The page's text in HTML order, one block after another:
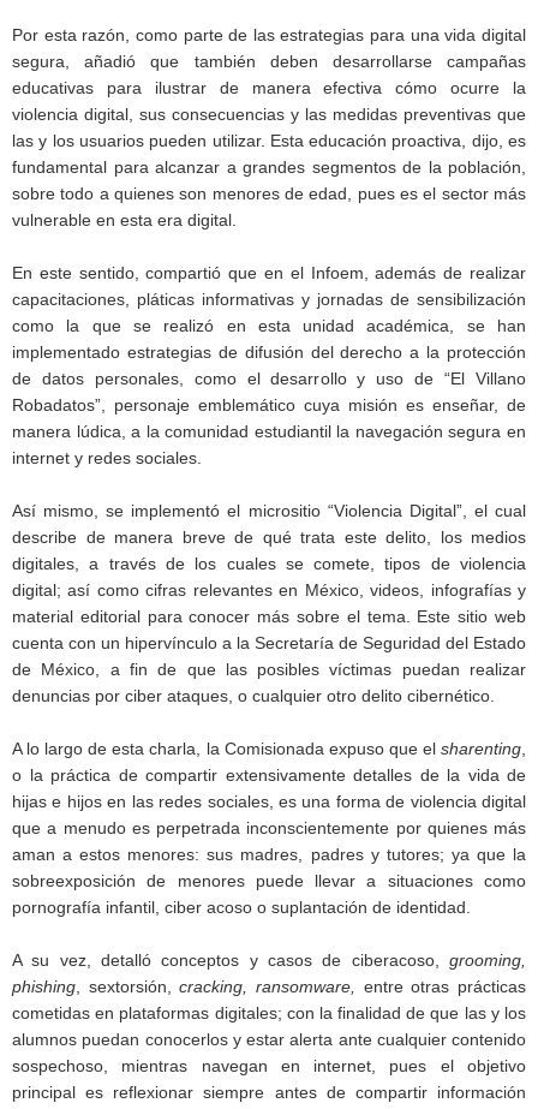
Por esta razón, como parte de las estrategias para una vida digital
segura, añadió que también deben desarrollarse campañas
educativas para ilustrar de manera efectiva cómo ocurre la
violencia digital, sus consecuencias y las medidas preventivas que
las y los usuarios pueden utilizar. Esta educación proactiva, dijo, es
fundamental para alcanzar a grandes segmentos de la población,
sobre todo a quienes son menores de edad, pues es el sector más
vulnerable en esta era digital.
En este sentido, compartió que en el Infoem, además de realizar
capacitaciones, pláticas informativas y jornadas de sensibilización
como la que se realizó en esta unidad académica, se han
implementado estrategias de difusión del derecho a la protección
de datos personales, como el desarrollo y uso de “El Villano
Robadatos”, personaje emblemático cuya misión es enseñar, de
manera lúdica, a la comunidad estudiantil la navegación segura en
internet y redes sociales.
Así mismo, se implementó el micrositio “Violencia Digital”, el cual
describe de manera breve de qué trata este delito, los medios
digitales, a través de los cuales se comete, tipos de violencia
digital; así como cifras relevantes en México, videos, infografías y
material editorial para conocer más sobre el tema. Este sitio web
cuenta con un hipervínculo a la Secretaría de Seguridad del Estado
de México, a fin de que las posibles víctimas puedan realizar
denuncias por ciber ataques, o cualquier otro delito cibernético.
A lo largo de esta charla, la Comisionada expuso que el sharenting,
o la práctica de compartir extensivamente detalles de la vida de
hijas e hijos en las redes sociales, es una forma de violencia digital
que a menudo es perpetrada inconscientemente por quienes más
aman a estos menores: sus madres, padres y tutores; ya que la
sobreexposición de menores puede llevar a situaciones como
pornografía infantil, ciber acoso o suplantación de identidad.
A su vez, detalló conceptos y casos de ciberacoso, grooming,
phishing, sextorsión,cracking, ransomware, entre otras prácticas
cometidas en plataformas digitales; con la finalidad de que las y los
alumnos puedan conocerlos y estar alerta ante cualquier contenido
sospechoso, mientras navegan en internet, pues el objetivo
principal es reflexionar siempre antes de compartir información